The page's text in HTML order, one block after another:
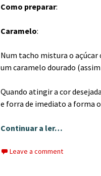
Como preparar:
Caramelo:
Num tacho mistura o açúcar
um caramelo dourado
Quando atingir a cor
e forra de imediato a forma
Continuar a ler…
Leave a comment